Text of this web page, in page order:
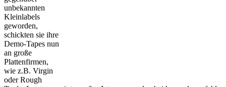
unbekannten
Kleinlabels
geworden,
schickten sie ihre
Demo-Tapes nun
an große
Plattenfirmen,
wie z.B. Virgin
oder Rough